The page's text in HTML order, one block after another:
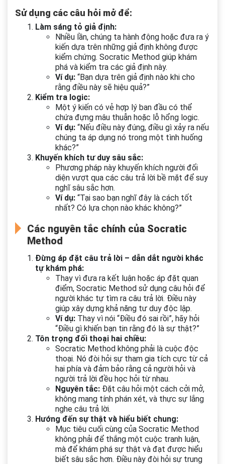
Sử dụng các câu hỏi mở để:
Làm sáng tỏ giả định:
Nhiều lần, chúng ta hành động hoặc đưa ra ý
kiến dựa trên những giả định không được
kiểm chứng. Socratic Method giúp khám
phá và kiểm tra các giả định này.
Ví dụ: “Bạn dựa trên giả định nào khi cho
rằng điều này sẽ hiệu quả?”
Kiểm tra logic:
Một ý kiến có vẻ hợp lý ban đầu có thể
chứa đựng mâu thuẫn hoặc lỗ hổng logic.
Ví dụ: “Nếu điều này đúng, điều gì xảy ra nếu
chúng ta áp dụng nó trong một tình huống
khác?”
Khuyến khích tư duy sâu sắc:
Phương pháp này khuyến khích người đối
diện vượt qua các câu trả lời bề mặt để suy
nghĩ sâu sắc hơn.
Ví dụ: “Tại sao bạn nghĩ đây là cách tốt
nhất? Có lựa chọn nào khác không?”
Các nguyên tắc chính của Socratic
Method
Đừng áp đặt câu trả lời – dẫn dắt người khác
tự khám phá:
Thay vì đưa ra kết luận hoặc áp đặt quan
điểm, Socratic Method sử dụng câu hỏi để
người khác tự tìm ra câu trả lời. Điều này
giúp xây dựng khả năng tư duy độc lập.
Ví dụ: Thay vì nói “Điều đó sai rồi”, hãy hỏi
“Điều gì khiến bạn tin rằng đó là sự thật?”
Tôn trọng đối thoại hai chiều:
Socratic Method không phải là cuộc độc
thoại. Nó đòi hỏi sự tham gia tích cực từ cả
hai phía và đảm bảo rằng cả người hỏi và
người trả lời đều học hỏi từ nhau.
Nguyên tắc: Đặt câu hỏi một cách cởi mở,
không mang tính phán xét, và thực sự lắng
nghe câu trả lời.
Hướng đến sự thật và hiểu biết chung:
Mục tiêu cuối cùng của Socratic Method
không phải để thắng một cuộc tranh luận,
mà để khám phá sự thật và đạt được hiểu
biết sâu sắc hơn. Điều này đòi hỏi sự trung